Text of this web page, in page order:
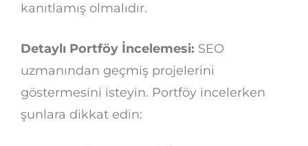
kanıtlamış olmalıdır.
Detaylı Portföy İncelemesi: SEO
uzmanından geçmiş projelerini
göstermesini isteyin. Portföy incelerken
şunlara dikkat edin: